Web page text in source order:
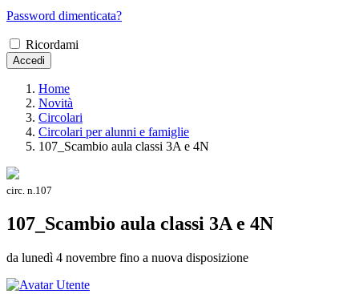
Password dimenticata?
Ricordami
Accedi
Home
Novità
Circolari
Circolari per alunni e famiglie
107_Scambio aula classi 3A e 4N
circ. n.107
107_Scambio aula classi 3A e 4N
da lunedì 4 novembre fino a nuova disposizione